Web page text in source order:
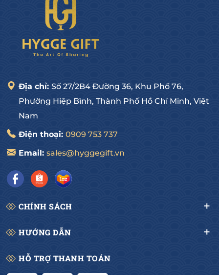
Địa chỉ: Số 27/2B4 Đường 36, Khu Phố 76,
Phường Hiệp Bình, Thành Phố Hồ Chí Minh, Việt
Nam
Điện thoại: 0909 753 737
Email: sales@hyggegift.vn
CHÍNH SÁCH
HƯỚNG DẪN
HỖ TRỢ THANH TOÁN